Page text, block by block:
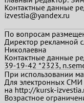
Контактные данные
izvestia@yandex.ru
По вопросам
Директор рекламной
Николаевна
Контактные данные
39-19-42 *2323,
При использовании
Для электронных СМИ
на http://kursk-
Возрастное